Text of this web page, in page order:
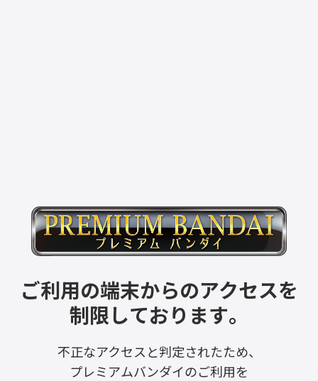
ご利用の端末からのアクセスを
制限しております。
不正なアクセスと判定されたため、
プレミアムバンダイのご利用を